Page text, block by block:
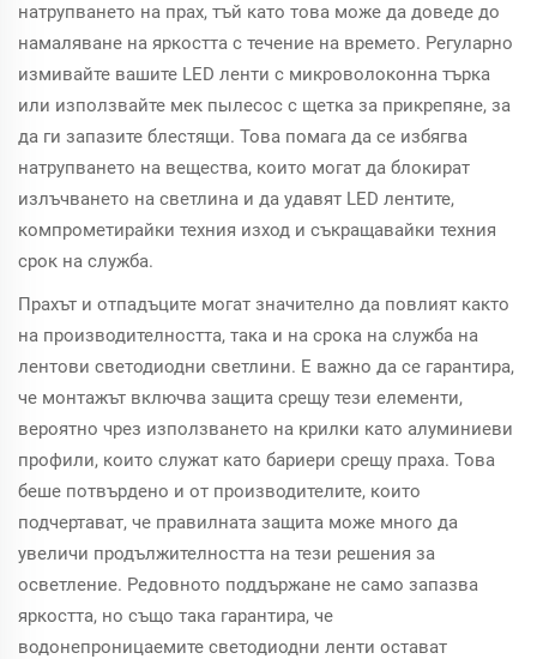
натрупването на прах, тъй като това може да доведе до
намаляване на яркостта с течение на времето. Регуларно
измивайте вашите LED ленти с микроволоконна търка
или използвайте мек пылесос с щетка за прикрепяне, за
да ги запазите блестящи. Това помага да се избягва
натрупването на вещества, които могат да блокират
излъчването на светлина и да удавят LED лентите,
компрометирайки техния изход и съкращавайки техния
срок на служба.
Прахът и отпадъците могат значително да повлият както
на производителността, така и на срока на служба на
лентови светодиодни светлини. Е важно да се гарантира,
че монтажът включва защита срещу тези елементи,
вероятно чрез използването на крилки като алуминиеви
профили, които служат като бариери срещу праха. Това
беше потвърдено и от производителите, които
подчертават, че правилната защита може много да
увеличи продължителността на тези решения за
осветление. Редовното поддържане не само запазва
яркостта, но също така гарантира, че
водонепроницаемите светодиодни ленти остават